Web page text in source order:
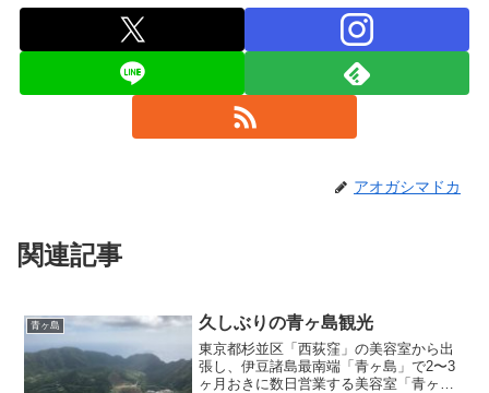
アオガシマドカ
関連記事
青ヶ島 久しぶりの青ヶ島観光
東京都杉並区「西荻窪」の美容室から出
張し、伊豆諸島最南端「青ヶ島」で2〜3
ヶ月おきに数日営業する美容室「青ヶ島